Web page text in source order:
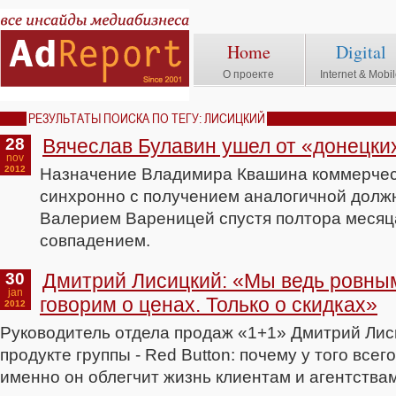
Home
О проекте
Digital
Internet &
РЕЗУЛЬТАТЫ ПОИСКА ПО ТЕГУ: ЛИСИЦКИЙ
28
nov
2012
Вячеслав Булавин ушел от
Назначение Владимира Квашина
синхронно с получением аналогичной
Валерием Вареницей спустя полтора
совпадением.
30
jan
2012
Дмитрий Лисицкий: «Мы ведь
говорим о ценах. Только о скидках»
Руководитель отдела продаж «1+1» Дмитрий
продукте группы - Red Button: почему у того
именно он облегчит жизнь клиентам и